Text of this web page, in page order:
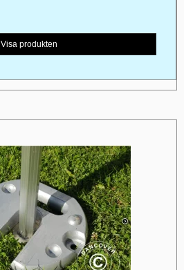
Visa produkten